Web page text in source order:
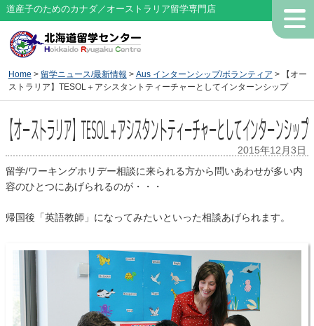
道産子のためのカナダ／オーストラリア留学専門店
Home > 留学ニュース/最新情報 > Aus インターンシップ/ボランティア > 【オー
ストラリア】TESOL＋アシスタントティーチャーとしてインターンシップ
【オーストラリア】TESOL＋アシスタントティーチャーとしてインターンシップ
2015年12月3日
留学/ワーキングホリデー相談に来られる方から問いあわせが多い内
容のひとつにあげられるのが・・・
帰国後「英語教師」になってみたいといった相談あげられます。